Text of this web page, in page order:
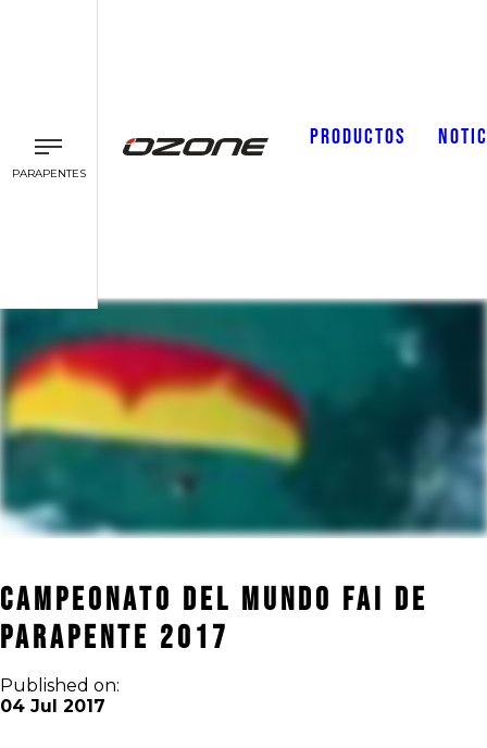
PARAPENTES
PRODUCTOS
Campeonato del Mundo FAI de
parapente 2017
Published on:
04 Jul 2017